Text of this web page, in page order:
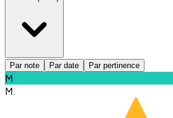
Par note Par date Par pertinence
M
M.